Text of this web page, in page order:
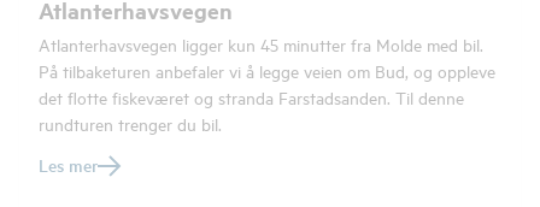
Atlanterhavsvegen
Atlanterhavsvegen ligger kun 45 minutter fra Molde med bil.
På tilbaketuren anbefaler vi å legge veien om Bud, og oppleve
det flotte fiskeværet og stranda Farstadsanden. Til denne
rundturen trenger du bil.
Les mer